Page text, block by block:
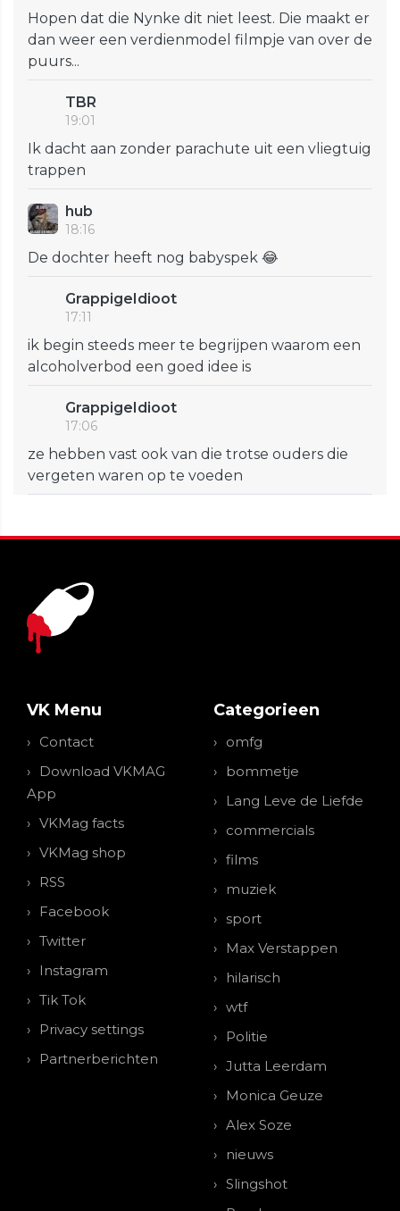
Hopen dat die Nynke dit niet leest. Die maakt er
dan weer een verdienmodel filmpje van over de
puurs...
TBR
19:01
Ik dacht aan zonder parachute uit een vliegtuig
trappen
hub
18:16
De dochter heeft nog babyspek 😂
GrappigeIdioot
17:11
ik begin steeds meer te begrijpen waarom een
alcoholverbod een goed idee is
GrappigeIdioot
17:06
ze hebben vast ook van die trotse ouders die
vergeten waren op te voeden
VK Menu
Contact
Download VKMAG
App
VKMag facts
VKMag shop
RSS
Facebook
Twitter
Instagram
Tik Tok
Privacy settings
Partnerberichten
Categorieen
omfg
bommetje
Lang Leve de Liefde
commercials
films
muziek
sport
Max Verstappen
hilarisch
wtf
Politie
Jutta Leerdam
Monica Geuze
Alex Soze
nieuws
Slingshot